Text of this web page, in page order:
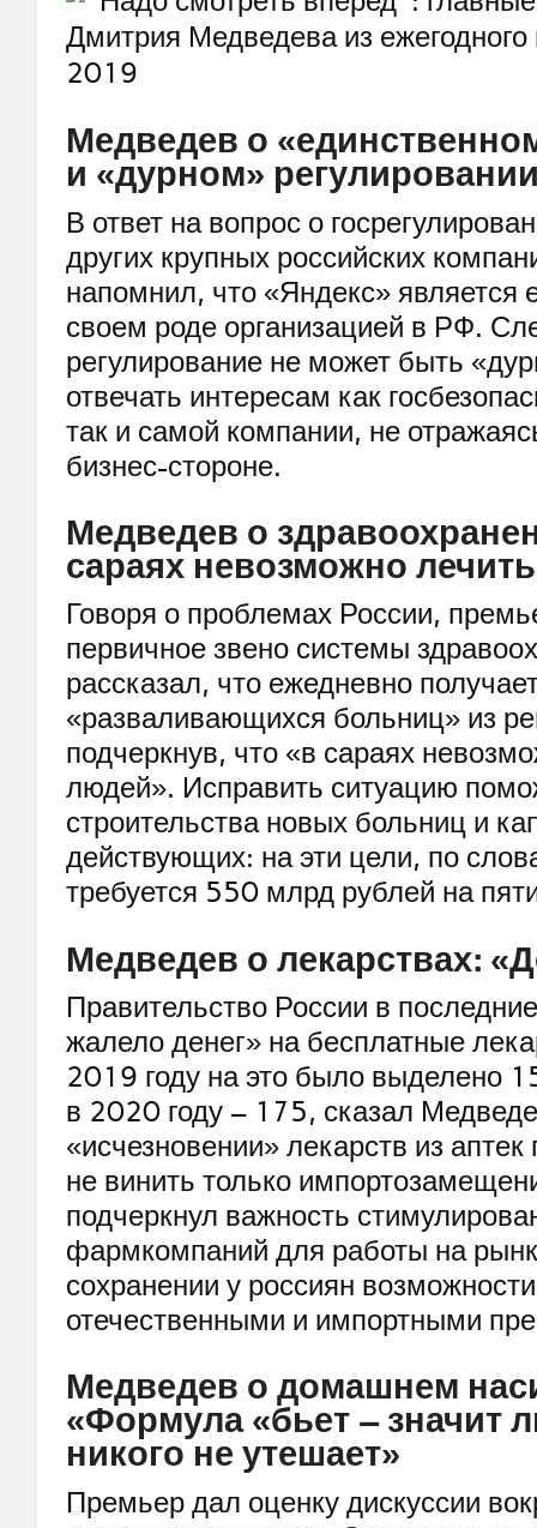
Медведев о
и «дурном»
В ответ на вопрос о
других крупных российских
напомнил, что «Яндекс» является
своем роде организацией в РФ.
регулирование не может быть
отвечать интересам как
так и самой компании, не
бизнес-стороне.
Медведев о
сараях невозможно
Говоря о проблемах России,
первичное звено системы
рассказал, что ежедневно
«разваливающихся больниц» из
подчеркнув, что «в сараях
людей». Исправить ситуацию
строительства новых больниц и
действующих: на эти цели, по
требуется 550 млрд рублей на
Медведев о лекарствах:
Правительство России в
жалело денег» на бесплатные
2019 году на это было выделено
в 2020 году – 175, сказал
«исчезновении» лекарств из
не винить только
подчеркнул важность
фармкомпаний для работы на
сохранении у россиян
отечественными и импортными
Медведев о домашнем
«Формула «бьет – значит
никого не утешает»
Премьер дал оценку дискуссии